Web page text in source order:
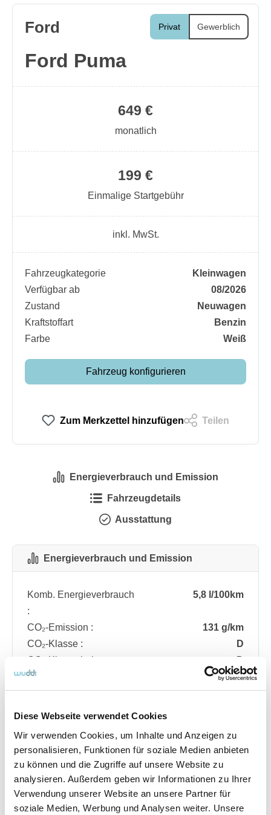
Diese Webseite verwendet Cookies
Wir verwenden Cookies, um Inhalte und Anzeigen zu
personalisieren, Funktionen für soziale Medien anbieten
zu können und die Zugriffe auf unsere Website zu
analysieren. Außerdem geben wir Informationen zu Ihrer
Verwendung unserer Website an unsere Partner für
soziale Medien, Werbung und Analysen weiter. Unsere
Privat Gewerblich
Ford
Ford Puma
199 €
Einmalige Startgebühr
649 €
monatlich
inkl. MwSt.
Fahrzeugkategorie
Kleinwagen
Verfügbar ab
08/2026
Zustand
Neuwagen
Kraftstoffart
Benzin
Farbe
Weiß
Fahrzeug konfigurieren
Zum Merkzettel hinzufügen Teilen
Energieverbrauch und Emission
Fahrzeugdetails
Ausstattung
Energieverbrauch und Emission
Komb. Energieverbrauch
:
5,8 l/100km
CO₂-Emission :
131 g/km
CO₂-Klasse :
D
CO₂-Klasse bei
entladener Batterie :
D
Fahrzeugdetails
Angebotsnummer
ABO74.851
Ausstattungslinie
ST Line
Verfügbar ab